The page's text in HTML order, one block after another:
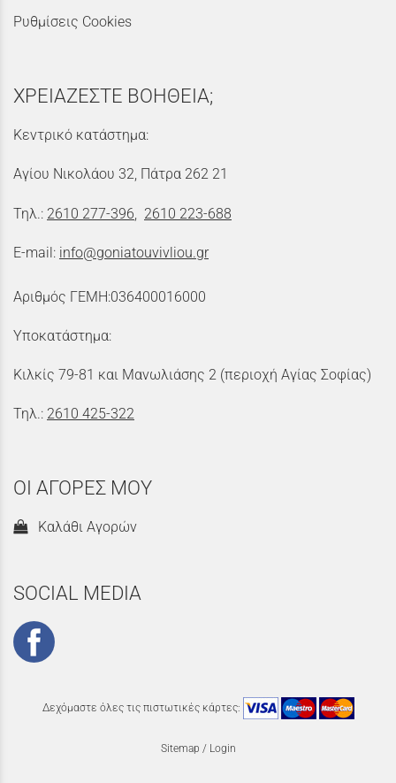
Ρυθμίσεις Cookies
ΧΡΕΙΑΖΕΣΤΕ ΒΟΗΘΕΙΑ;
Κεντρικό κατάστημα:
Αγίου Νικολάου 32, Πάτρα 262 21
Τηλ.: 2610 277-396 2610 223-688
E-mail: info@goniatouvivliou.gr
Αριθμός ΓΕΜΗ:036400016000
Υποκατάστημα:
Κιλκίς 79-81 και Μανωλιάσης 2 (περιοχή Αγίας Σοφίας)
Τηλ.: 2610 425-322
ΟΙ ΑΓΟΡΕΣ ΜΟΥ
Καλάθι Αγορών
SOCIAL MEDIA
Δεχόμαστε όλες τις πιστωτικές κάρτες:
Sitemap / Login